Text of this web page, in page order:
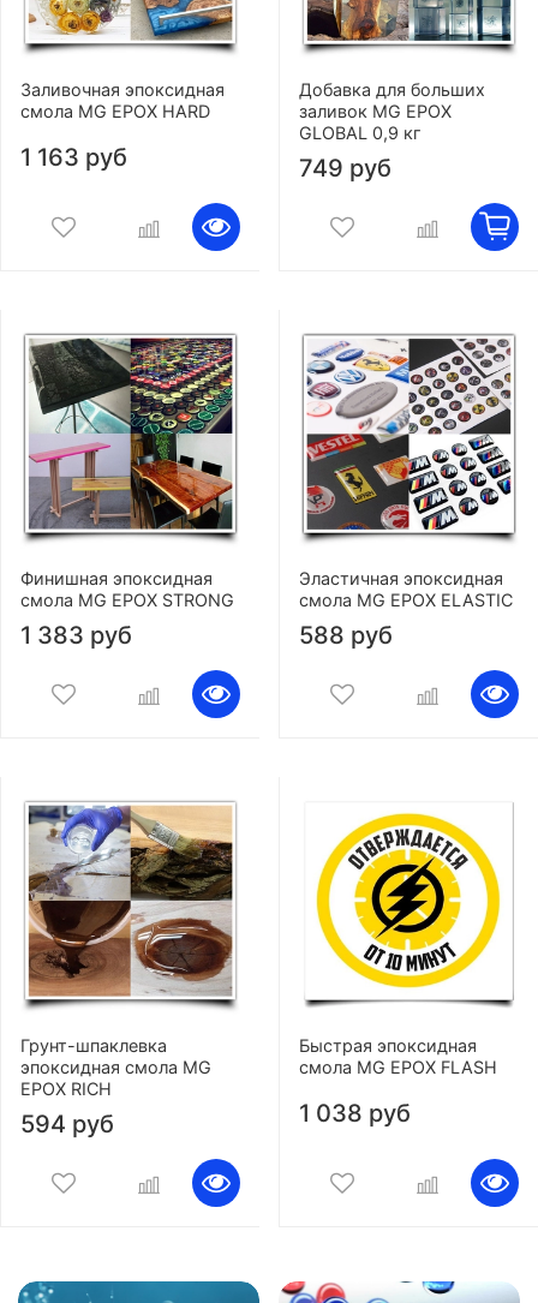
Заливочная эпоксидная
смола MG EPOX HARD
1 163 руб
Добавка для больших
заливок MG EPOX
GLOBAL 0,9 кг
749 руб
Финишная эпоксидная
смола MG EPOX STRONG
1 383 руб
Эластичная эпоксидная
смола MG EPOX ELASTIC
588 руб
Грунт-шпаклевка
эпоксидная смола MG
EPOX RICH
594 руб
Быстрая эпоксидная
смола MG EPOX FLASH
1 038 руб